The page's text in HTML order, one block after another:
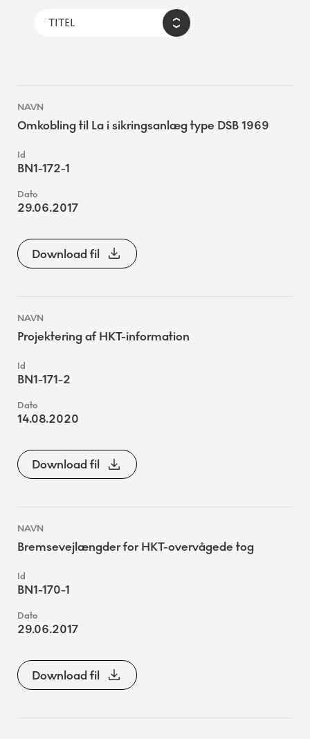
Omkobling til La i sikringsanlæg type DSB 1969
BN1-172-1
29.06.2017
Download fil
Projektering af HKT-information
BN1-171-2
14.08.2020
Download fil
Bremsevejlængder for HKT-overvågede tog
BN1-170-1
29.06.2017
Download fil